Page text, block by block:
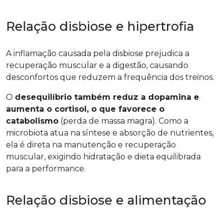
Relação disbiose e hipertrofia
A inflamação causada pela disbiose prejudica a
recuperação muscular e a digestão, causando
desconfortos que reduzem a frequência dos treinos.
O desequilíbrio também reduz a dopamina e
aumenta o cortisol, o que favorece o
catabolismo (perda de massa magra). Como a
microbiota atua na síntese e absorção de nutrientes,
ela é direta na manutenção e recuperação
muscular, exigindo hidratação e dieta equilibrada
para a performance.
Relação disbiose e alimentação